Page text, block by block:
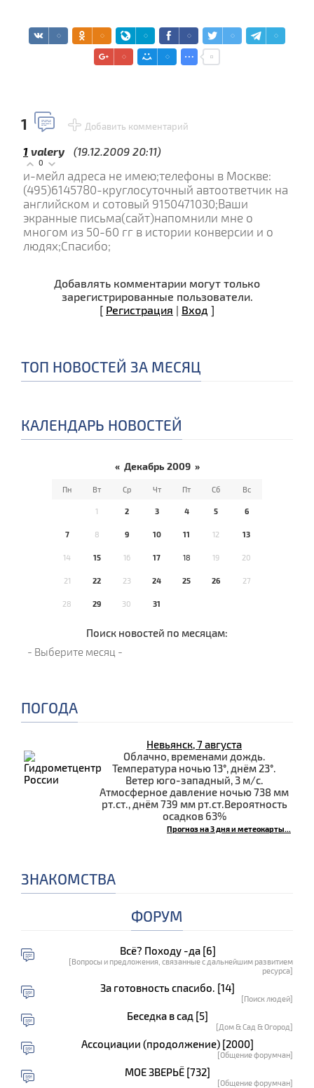
1 Добавить комментарий
1 valery (19.12.2009 20:11)
0
и-мейл адреса не имею;телефоны в Москве:
(495)6145780-круглосуточный автоответчик на
английском и сотовый 9150471030;Ваши
экранные письма(сайт)напомнили мне о
многом из 50-60 гг в истории конверсии и о
людях;Спасибо;
Добавлять комментарии могут только
зарегистрированные пользователи.
[ Регистрация | Вход ]
ТОП НОВОСТЕЙ ЗА МЕСЯЦ
КАЛЕНДАРЬ НОВОСТЕЙ
« Декабрь 2009 »
Пн Вт Ср Чт Пт Сб Вс
1 2 3 4 5 6
7 8 9 10 11 12 13
14 15 16 17 18 19 20
21 22 23 24 25 26 27
28 29 30 31
Поиск новостей по месяцам:
ПОГОДА
Невьянск, 7 августа
Облачно, временами дождь.
Температура ночью 13°, днём 23°.
Ветер юго-западный, 3 м/с.
Атмосферное давление ночью 738 мм
рт.ст., днём 739 мм рт.ст.Вероятность
осадков 63%
Прогноз на 3 дня и метеокарты...
ЗНАКОМСТВА
ФОРУМ
Всё? Походу -да [6]
[Вопросы и предложения, связанные с дальнейшим развитием
ресурса]
За готовность спасибо. [14]
[Поиск людей]
Беседка в сад [5]
[Дом & Сад & Огород]
Ассоциации (продолжение) [2000]
[Общение форумчан]
МОЕ ЗВЕРЬЁ [732]
[Общение форумчан]